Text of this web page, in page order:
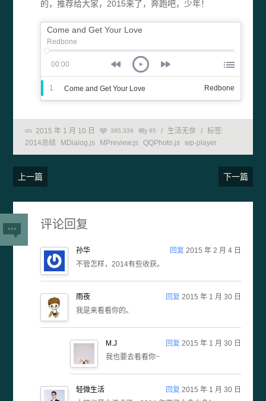
的，推荐给大家，2015来了，奔跑吧，少年！
Come and Get Your Love
Redbone
00:00
Redbone
1 Come and Get Your Love
2015 年 1 月 10 日 385,339 85 / 生活无奈 /
标签:
2014总结
MDialog.js MPreview.js QQPhoto.js wp-player
上一篇 下一篇
评论回复
回复 2015 年 2 月 4 日
孙华
不管怎样，2014有些收获。
回复 2015 年 1 月 30 日
雨夜
我是来看看你的。
回复 2015 年 1 月 30 日
M.J
我也要去看看你~
回复 2015 年 1 月 30 日
轻微生活